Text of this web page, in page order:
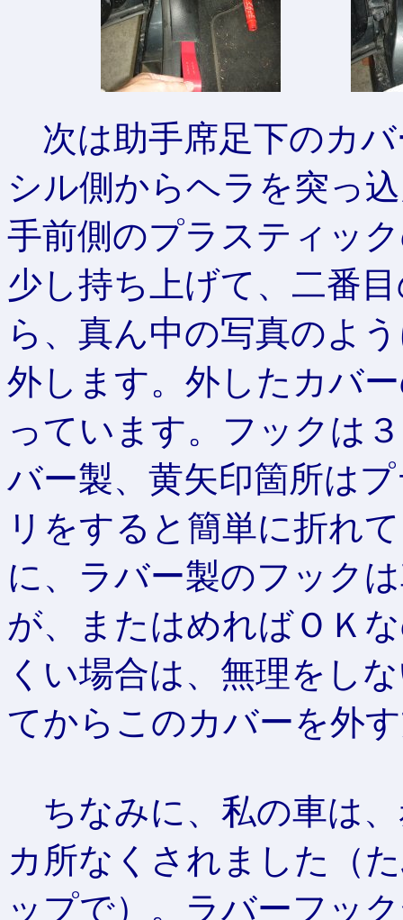
次は助手席足下のカ
シル側からヘラを突っ
手前側のプラスティッ
少し持ち上げて、二番
ら、真ん中の写真のよ
外します。外したカバ
っています。フックは
バー製、黄矢印箇所は
リをすると簡単に折れ
に、ラバー製のフック
が、またはめればＯＫ
くい場合は、無理をし
てからこのカバーを外
ちなみに、私の車は
カ所なくされました（
ップで）。ラバーフッ